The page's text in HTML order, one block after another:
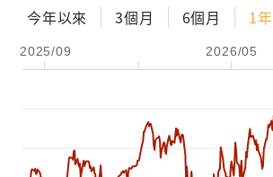
今年以來 3個月 6個月 1年
2025/09 2026/05
0% 年化自由Pay率